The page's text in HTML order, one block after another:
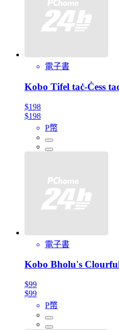
電子書
Kobo Tifel taċ-Ċess
$198
$198
P幣
電子書
Kobo Bholu's
$99
$99
P幣